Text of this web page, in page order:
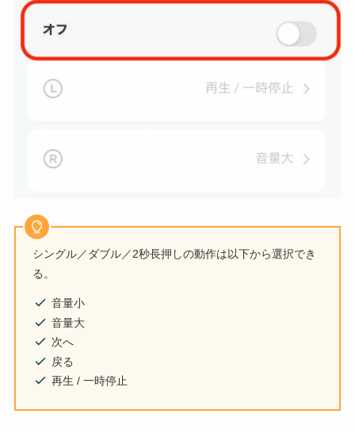
シングル／ダブル／2秒長押しの動作は以下から選択でき
る。
音量小
音量大
次へ
戻る
再生 / 一時停止